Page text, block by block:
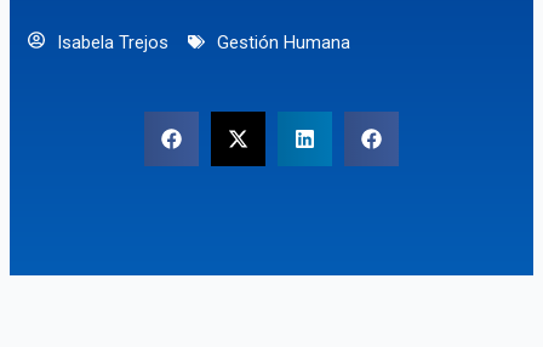
Isabela Trejos Gestión Humana